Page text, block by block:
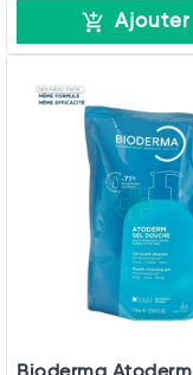
Ajouter